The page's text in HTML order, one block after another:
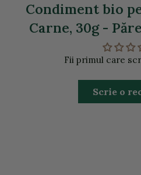
Condiment bio
Carne, 30g -
Fii primul care
Scrie o